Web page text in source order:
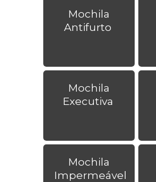
Mochila
Antifurto
Mochila
Executiva
Mochila
Impermeável